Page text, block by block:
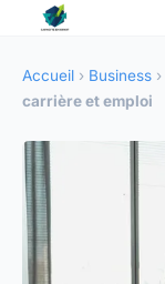
Accueil › Business ›
carrière et emploi